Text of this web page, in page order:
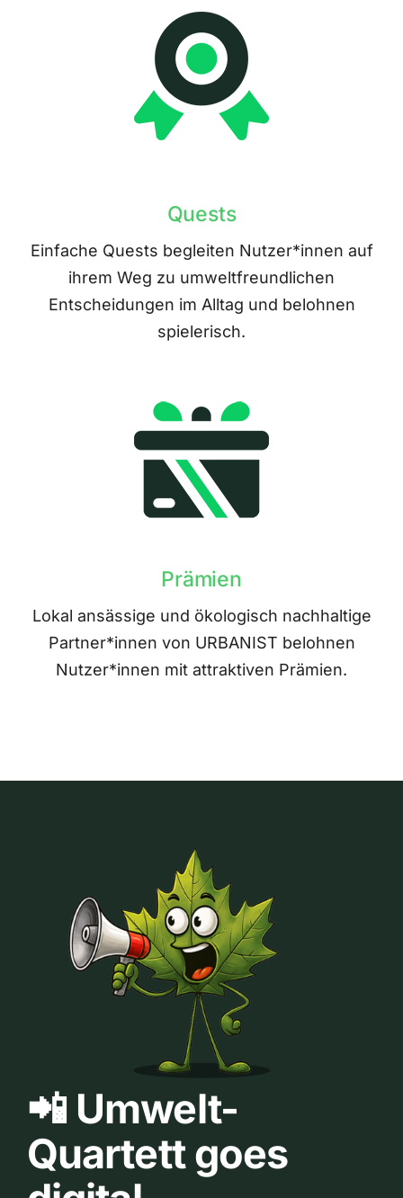
Quests
Einfache Quests begleiten Nutzer*innen auf
ihrem Weg zu umweltfreundlichen
Entscheidungen im Alltag und belohnen
spielerisch.
Prämien
Lokal ansässige und ökologisch nachhaltige
Partner*innen von URBANIST belohnen
Nutzer*innen mit attraktiven Prämien.
📲 Umwelt-
Quartett goes